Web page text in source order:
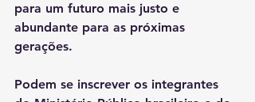
para um futuro mais justo e
abundante para as próximas
gerações.
Podem se inscrever os integrantes